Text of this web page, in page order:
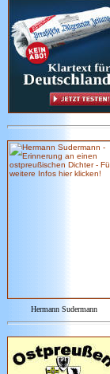
Hermann Sudermann